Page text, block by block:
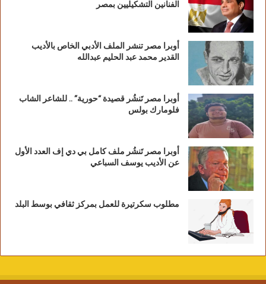
الفنانين التشكيليين بمصر
أوبرا مصر تنشر الملف الأدبي الخاص بالأديب
القدير محمد عبد الحليم عبدالله
أوبرا مصر تَنشُر قصيدة “حورية” .. للشاعر الشاب
فلومارك بولس
أوبرا مصر تَنشُر ملف كامل بي دي إف العدد الأول
عن الأديب يوسف السباعي
مطلوب سكرتيرة للعمل بمركز ثقافي بوسط البلد